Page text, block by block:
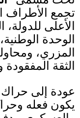
تجمع الأطراف
الأعلى
الوحدة
المزري،
الثقة
عودة إلى حراك
يكون فعله